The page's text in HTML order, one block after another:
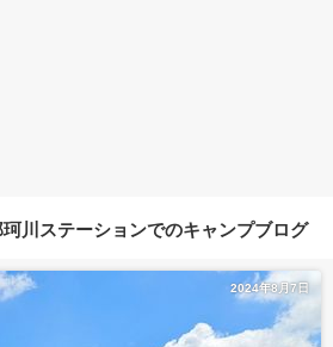
川ステーションでのキャンプブログ
2024年8月7日